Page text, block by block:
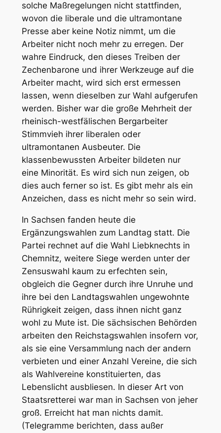
solche Maßregelungen nicht stattfinden,
wovon die liberale und die ultramontane
Presse aber keine Notiz nimmt, um die
Arbeiter nicht noch mehr zu erregen. Der
wahre Eindruck, den dieses Treiben der
Zechenbarone und ihrer Werkzeuge auf die
Arbeiter macht, wird sich erst ermessen
lassen, wenn dieselben zur Wahl aufgerufen
werden. Bisher war die große Mehrheit der
rheinisch-westfälischen Bergarbeiter
Stimmvieh ihrer liberalen oder
ultramontanen Ausbeuter. Die
klassenbewussten Arbeiter bildeten nur
eine Minorität. Es wird sich nun zeigen, ob
dies auch ferner so ist. Es gibt mehr als ein
Anzeichen, dass es nicht mehr so sein wird.
In Sachsen fanden heute die
Ergänzungswahlen zum Landtag statt. Die
Partei rechnet auf die Wahl Liebknechts in
Chemnitz, weitere Siege werden unter der
Zensuswahl kaum zu erfechten sein,
obgleich die Gegner durch ihre Unruhe und
ihre bei den Landtagswahlen ungewohnte
Rührigkeit zeigen, dass ihnen nicht ganz
wohl zu Mute ist. Die sächsischen Behörden
arbeiten den Reichstagswahlen insofern vor,
als sie eine Versammlung nach der andern
verbieten und einer Anzahl Vereine, die sich
als Wahlvereine konstituierten, das
Lebenslicht ausbliesen. In dieser Art von
Staatsretterei war man in Sachsen von jeher
groß. Erreicht hat man nichts damit.
(Telegramme berichten, dass außer